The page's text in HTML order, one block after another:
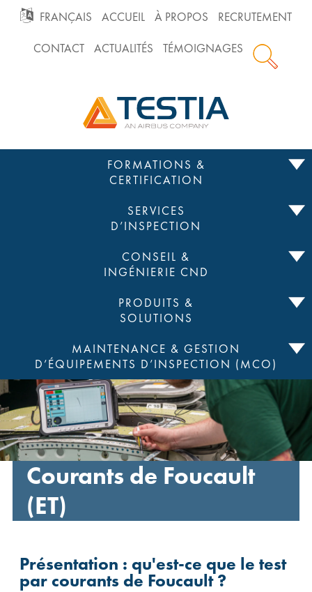
GO FRANÇAIS ACCUEIL À PROPOS RECRUTEMENT
CONTACT ACTUALITÉS TÉMOIGNAGES
FORMATIONS &
CERTIFICATION
SERVICES
D’INSPECTION
CONSEIL &
INGÉNIERIE CND
PRODUITS &
SOLUTIONS
MAINTENANCE & GESTION
D’ÉQUIPEMENTS D’INSPECTION (MCO)
Courants de Foucault
(ET)
Présentation : qu'est-ce que le test
par courants de Foucault ?